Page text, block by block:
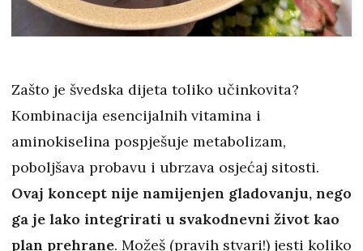
Zašto je švedska dijeta toliko učinkovita?
Kombinacija esencijalnih vitamina i
aminokiselina pospješuje metabolizam,
poboljšava probavu i ubrzava osjećaj sitosti.
Ovaj koncept nije namijenjen gladovanju, nego
ga je lako integrirati u svakodnevni život kao
plan prehrane. Možeš (pravih stvari!) jesti koliko